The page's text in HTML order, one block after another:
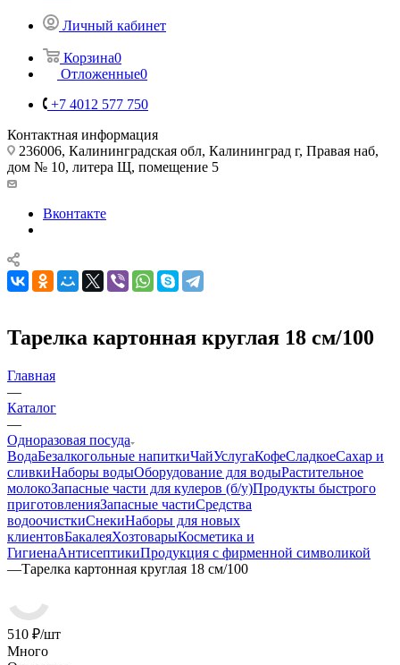
Личный кабинет
Корзина0
Отложенные0
+7 4012 577 750
Контактная информация
236006, Калининградская обл, Калининград г, Правая наб,
дом № 10, литера Щ, помещение 5
Вконтакте
Тарелка картонная круглая 18 см/100
Главная
—
Каталог
—
Одноразовая посуда
ВодаБезалкогольные напиткиЧайУслугаКофеСладкоеСахар и
сливкиНаборы водыОборудование для водыРастительное
молокоЗапасные части для кулеров (б/у)Продукты быстрого
приготовленияЗапасные частиСредства
водоочисткиСнекиНаборы для новых
клиентовБакалеяХозтоварыКосметика и
ГигиенаАнтисептикиПродукция с фирменной символикой
—Тарелка картонная круглая 18 см/100
510 ₽/шт
Много